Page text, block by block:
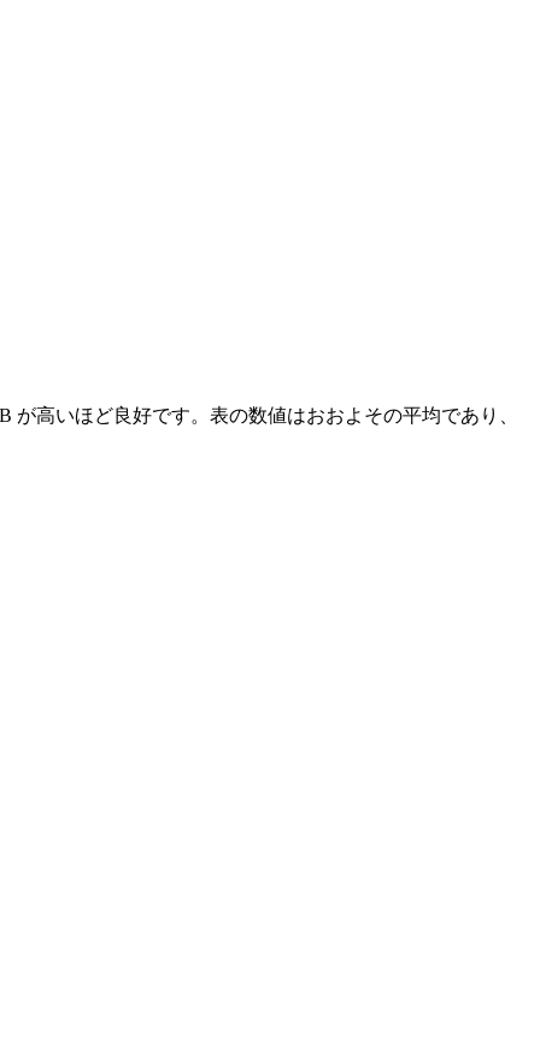
が高いほど良好です。表の数値はおおよその平均であり、